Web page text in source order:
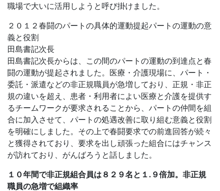
職場で大いに活用しようと呼び掛けました。
２０１２春闘のパートの具体的運動提起パートの運動の意
義と役割
田島書記次長
田島書記次長からは、この間のパートの運動の到達点と春
闘の運動が提起されました。医療・介護現場に、パート・
委託・派遣などの非正規職員が急増しており、正規・非正
規の違いを超え、患者・利用者によい医療と介護を提供す
るチームワークが要求されることから、パートの仲間を組
合に加入させて、パートの処遇改善に取り組む意義と役割
を明確にしました。その上で春闘要求での前進回答が続々
と獲得されており、要求を出し頑張った組合にはチャンス
が訪れており、がんばろうと話しました。
１０年間で非正規組合員は８２９名と１.９倍加。非正規
職員の急増で組織率